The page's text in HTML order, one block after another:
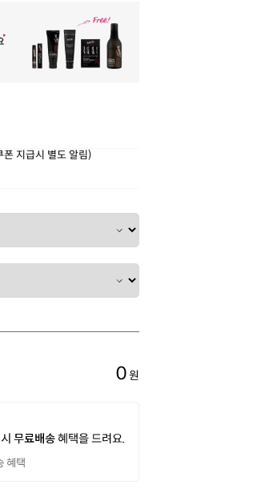
지급시 별도 알림)
0원